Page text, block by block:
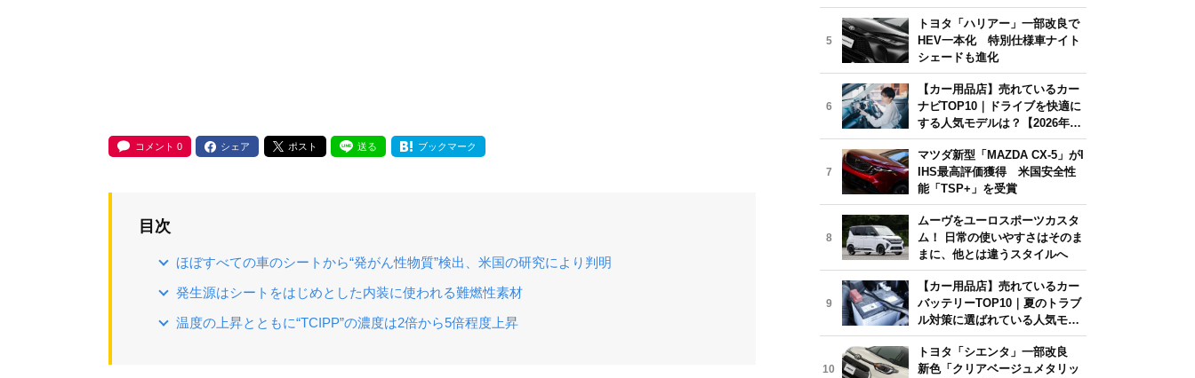
コメント 0 シェア ポスト 送る ブックマーク
目次
ほぼすべての車のシートから“発がん性物質”検出、米国の研究により判明
発生源はシートをはじめとした内装に使われる難燃性素材
温度の上昇とともに“TCIPP”の濃度は2倍から5倍程度上昇
動体験
5
トヨタ「ハリアー」一部改良で
HEV一本化 特別仕様車ナイト
シェードも進化
6
【カー用品店】売れているカー
ナビTOP10｜ドライブを快適に
する人気モデルは？【2026年6
月版】
7
マツダ新型「MAZDA CX-5」がI
IHS最高評価獲得 米国安全性
能「TSP+」を受賞
8
ムーヴをユーロスポーツカスタ
ム！ 日常の使いやすさはそのま
まに、他とは違うスタイルへ
9
【カー用品店】売れているカー
バッテリーTOP10｜夏のトラブ
ル対策に選ばれている人気モデ
ルは？【2026年6月版】
10
トヨタ「シエンタ」一部改良
新色「クリアベージュメタリッ